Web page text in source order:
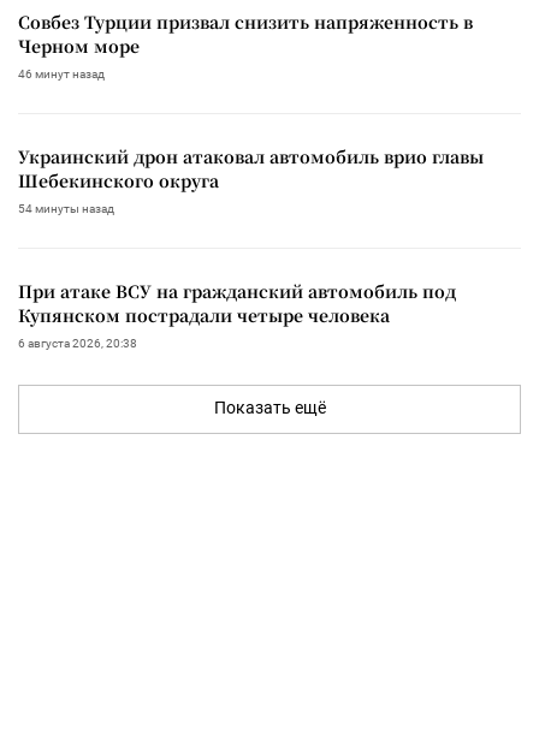
Совбез Турции призвал снизить напряженность в
Черном море
46 минут назад
Украинский дрон атаковал автомобиль врио главы
Шебекинского округа
54 минуты назад
При атаке ВСУ на гражданский автомобиль под
Купянском пострадали четыре человека
6 августа 2026, 20:38
Показать ещё